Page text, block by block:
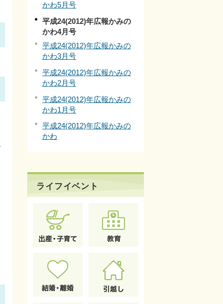
かわ5月号
平成24(2012)年広報かみの
かわ4月号
平成24(2012)年広報かみの
かわ3月号
平成24(2012)年広報かみの
かわ2月号
平成24(2012)年広報かみの
かわ1月号
平成24(2012)年広報かみの
かわ
ライフイベント